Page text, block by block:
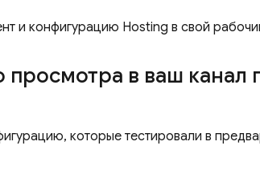
и конфигурацию Hosting в свой
просмотра в ваш канал
которые тестировали в